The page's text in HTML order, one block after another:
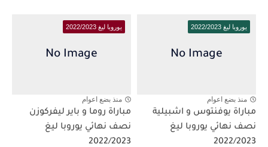
يوروبا ليغ 2022/2023
منذ بضع اعوام
مباراة يوفنتوس و اشبيلية
نصف نهائي يوروبا ليغ
2022/2023
يوروبا ليغ 2022/2023
منذ بضع اعوام
مباراة روما و باير ليفركوزن
نصف نهائي يوروبا ليغ
2022/2023